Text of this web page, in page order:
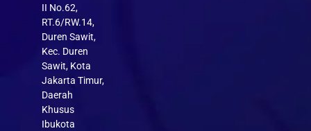
II No.62,
RT.6/RW.14,
Duren Sawit,
Kec. Duren
Sawit, Kota
Jakarta Timur,
Daerah
Khusus
Ibukota